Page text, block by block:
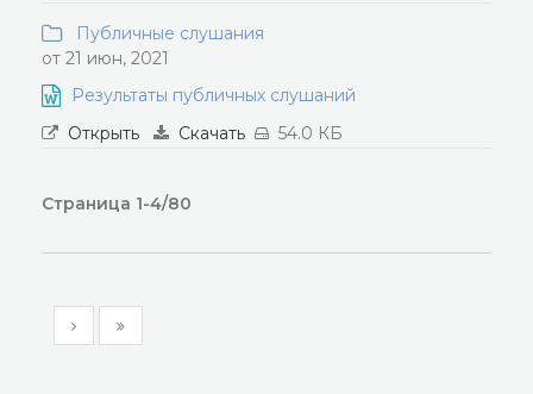
Публичные слушания
от 21 июн, 2021
Результаты публичных слушаний
Открыть
Скачать 54.0 КБ
Страница 1-4/80